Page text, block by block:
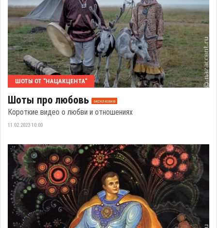
ШОТЫ ОТ "НАЦАКЦЕНТА"
Шоты про любовь эксклюзив
Короткие видео о любви и отношениях
11.02.2023 10:00